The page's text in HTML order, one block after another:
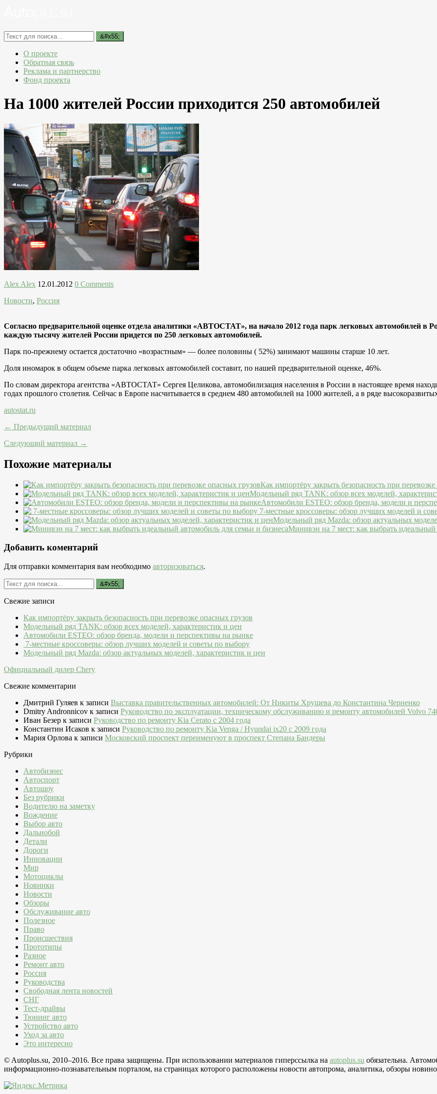
О проекте
Обратная связь
Реклама и партнерство
Фонд проекта
На 1000 жителей России приходится 250 автомобилей
Alex Alex 12.01.2012 0 Comments
Новости, Россия
Согласно предварительной оценке отдела аналитики «АВТОСТАТ», на начало 2012 года парк легковых автомобилей в
каждую тысячу жителей России придется по 250 легковых автомобилей.
Парк по-прежнему остается достаточно «возрастным» — более половины ( 52%) занимают машины старше 10 лет.
Доля иномарок в общем объеме парка легковых автомобилей составит, по нашей предварительной оценке, 46%.
По словам директора агентства «АВТОСТАТ» Сергея Целикова, автомобилизация населения в России в настоящее время
годах прошлого столетия. Сейчас в Европе насчитывается в среднем 480 автомобилей на 1000 жителей, а в ряде
autostat.ru
← Предыдущий материал
Следующий материал →
Похожие материалы
Как импортёру закрыть безопасность при
Модельный ряд TANK: обзор всех моделей,
Автомобили ESTEO: обзор бренда, модели и
7-местные кроссоверы: обзор лучших моделей и
Модельный ряд Mazda: обзор актуальных
Минивэн на 7 мест: как выбрать идеальный
Добавить коментарий
Для отправки комментария вам необходимо авторизоваться.
Свежие записи
Как импортёру закрыть безопасность при перевозке опасных грузов
Модельный ряд TANK: обзор всех моделей, характеристик и цен
Автомобили ESTEO: обзор бренда, модели и перспективы на рынке
7-местные кроссоверы: обзор лучших моделей и советы по выбору
Модельный ряд Mazda: обзор актуальных моделей, характеристик и цен
Официальный дилер Chery
Свежие комментарии
Дмитрий Гуляев к записи Выставка правительственных автомобилей: От Никиты Хрущева до Константина Черненко
Dmitry Andronnicov к записи Руководство по эксплуатации, техническому обслуживанию и ремонту автомобилей Volvo
Иван Безер к записи Руководство по ремонту Kia Cerato c 2004 года
Константин Исаков к записи Руководство по ремонту Kia Venga / Hyundai ix20 c 2009 года
Мария Орлова к записи Московский проспект переименуют в проспект Степана Бандеры
Рубрики
Автобизнес
Автоспорт
Автошоу
Без рубрики
Водителю на заметку
Вождение
Выбор авто
Дальнобой
Детали
Дороги
Инновации
Мир
Мотоциклы
Новинки
Новости
Обзоры
Обслуживание авто
Полезное
Право
Происшествия
Прототипы
Разное
Ремонт авто
Россия
Руководства
Свободная лента новостей
СНГ
Тест-драйвы
Тюнинг авто
Устройство авто
Уход за авто
Это интересно
© Autoplus.su, 2010–2016. Все права защищены. При использовании материалов гиперссылка на autoplus.su обязательна.
информационно-познавательным порталом, на страницах которого расположены новости автопрома, аналитика, обзоры